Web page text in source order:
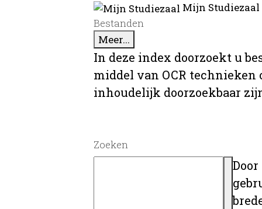
Mijn
Bestanden
Meer...
In deze index doorzoekt u
middel van OCR
inhoudelijk doorzoekbaar
Zoeken